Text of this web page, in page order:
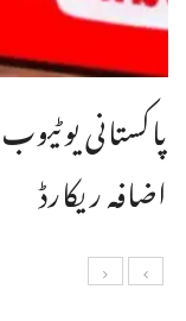
پاکستانی
اضافہ ریکارڈ